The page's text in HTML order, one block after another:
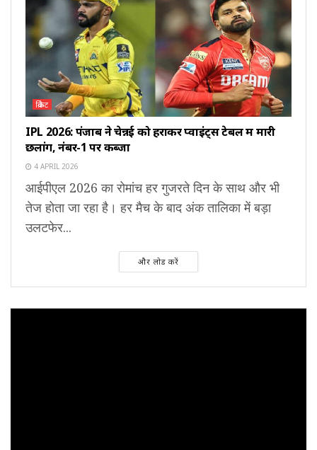
क्रिकेट
IPL 2026: पंजाब ने चेन्नई को हराकर प्वाइंट्स टेबल में मारी
छलांग, नंबर-1 पर कब्जा
4 APRIL 2026
आईपीएल 2026 का रोमांच हर गुजरते दिन के साथ और भी
तेज होता जा रहा है। हर मैच के बाद अंक तालिका में बड़ा
उलटफेर...
और लोड करें